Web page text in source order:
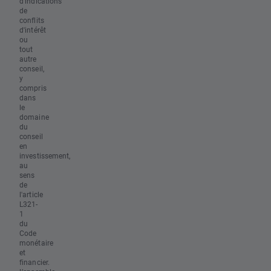
de
conflits
d'intérêt
ou
tout
autre
conseil,
y
compris
dans
le
domaine
du
conseil
en
investissement,
au
sens
de
l'article
L321-
1
du
Code
monétaire
et
financier.